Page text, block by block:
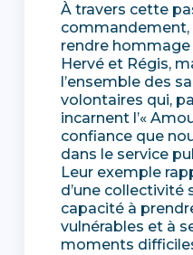
À travers cette
commandement,
rendre
Hervé et Régis,
l’ensemble des
volontaires qui,
incarnent l’«
confiance que
dans le service
Leur exemple
d’une collectivité
capacité à
vulnérables et à
moments